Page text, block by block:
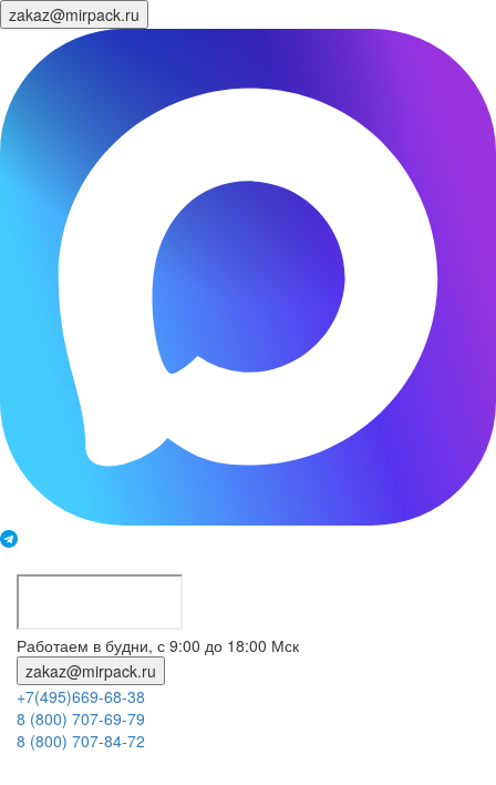
zakaz@mirpack.ru
Работаем в будни, с 9:00 до 18:00 Мск
zakaz@mirpack.ru
+7(495)669-68-38
8 (800) 707-69-79
8 (800) 707-84-72